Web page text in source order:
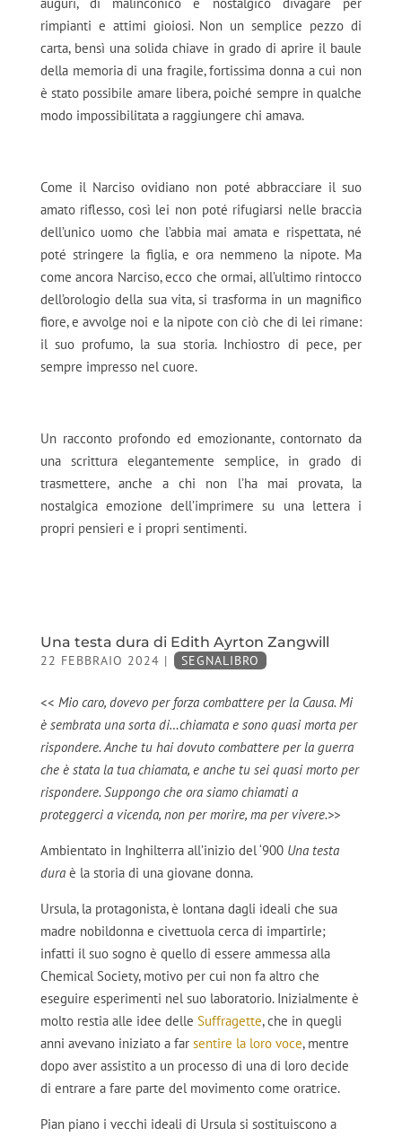
rimpianti e attimi gioiosi. Non un semplice pezzo di
carta, bensì una solida chiave in grado di aprire il baule
della memoria di una fragile, fortissima donna a cui non
è stato possibile amare libera, poiché sempre in qualche
modo impossibilitata a raggiungere chi amava.
Come il Narciso ovidiano non poté abbracciare il suo
amato riflesso, così lei non poté rifugiarsi nelle braccia
dell’unico uomo che l’abbia mai amata e rispettata, né
poté stringere la figlia, e ora nemmeno la nipote. Ma
come ancora Narciso, ecco che ormai, all’ultimo rintocco
dell’orologio della sua vita, si trasforma in un magnifico
fiore, e avvolge noi e la nipote con ciò che di lei rimane:
il suo profumo, la sua storia. Inchiostro di pece, per
sempre impresso nel cuore.
Un racconto profondo ed emozionante, contornato da
una scrittura elegantemente semplice, in grado di
trasmettere, anche a chi non l’ha mai provata, la
nostalgica emozione dell’imprimere su una lettera i
propri pensieri e i propri sentimenti.
Una testa dura di Edith Ayrton Zangwill
22 FEBBRAIO 2024 | SEGNALIBRO
<< Mio caro, dovevo per forza combattere per la Causa. Mi
è sembrata una sorta di…chiamata e sono quasi morta per
rispondere. Anche tu hai dovuto combattere per la guerra
che è stata la tua chiamata, e anche tu sei quasi morto per
rispondere. Suppongo che ora siamo chiamati a
proteggerci a vicenda, non per morire, ma per vivere.>>
Ambientato in Inghilterra all’inizio del ‘900 Una testa
dura è la storia di una giovane donna.
Ursula, la protagonista, è lontana dagli ideali che sua
madre nobildonna e civettuola cerca di impartirle;
infatti il suo sogno è quello di essere ammessa alla
Chemical Society, motivo per cui non fa altro che
eseguire esperimenti nel suo laboratorio. Inizialmente è
molto restia alle idee delle Suffragette, che in quegli
anni avevano iniziato a far sentire la loro voce, mentre
dopo aver assistito a un processo di una di loro decide
di entrare a fare parte del movimento come oratrice.
Pian piano i vecchi ideali di Ursula si sostituiscono a